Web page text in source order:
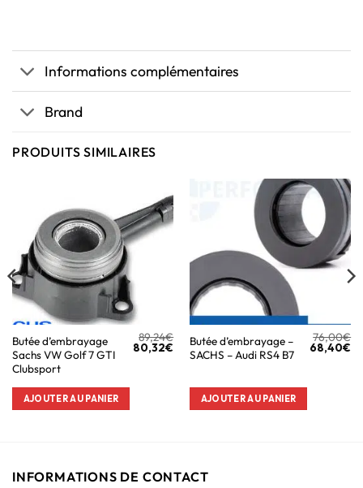
Informations complémentaires
Brand
PRODUITS SIMILAIRES
Butée d’embrayage
Sachs VW Golf 7 GTI
Clubsport
89,24€
80,32€
AJOUTER AU PANIER
Butée d’embrayage –
SACHS – Audi RS4 B7
76,00€
68,40€
AJOUTER AU PANIER
INFORMATIONS DE CONTACT